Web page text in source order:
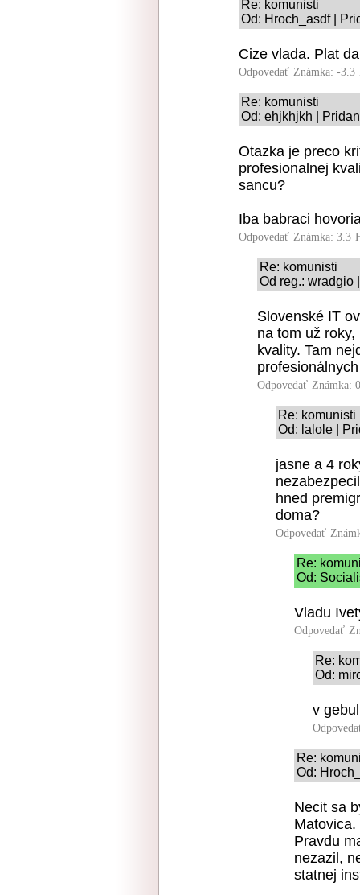
Re: komunisti
Od: Hroch_asdf |
Cize vlada. Plat
Odpovedať Známka: -3.3
Re: komunisti
Od: ehjkhjkh |
Otazka je preco
profesionalnej
sancu?
Iba babraci
Odpovedať Známka: 3.3
Re: komunisti
Od reg.: wradgio
Slovenské IT
na tom už
kvality. Tam
Odpovedať Známka:
Re: komunisti
Od: lalole |
jasne a 4
hned
doma?
Odpovedať
Re:
Od:
Vladu
Odpovedať
Re:
Od:
v
Re:
Od:
Necit sa
Matovica.
Pravdu
nezazil,
statnej